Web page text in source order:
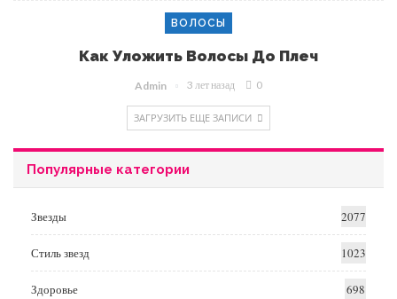
ВОЛОСЫ
Как Уложить Волосы До Плеч
Admin 3 лет назад 0
ЗАГРУЗИТЬ ЕЩЕ ЗАПИСИ
Популярные категории
Звезды 2077
Стиль звезд 1023
Здоровье 698